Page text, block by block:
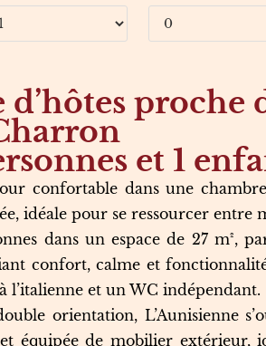
proche
et 1
confortable dans une
idéale pour se ressourcer entre
dans un espace de 27 m²,
confort, calme et
l’italienne et un WC indépendant.
orientation, L’Aunisienne
équipée de mobilier